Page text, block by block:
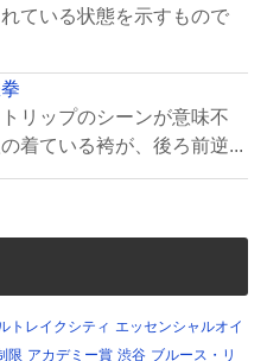
ている状態を示すもので
リップのシーンが意味不
着ている袴が、後ろ前逆...
トレイクシティ エッセンシャルオイ
限 アカデミー賞 渋谷 ブルース・リ